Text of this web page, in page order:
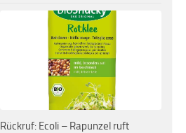
Rückruf: Ecoli – Rapunzel ruft